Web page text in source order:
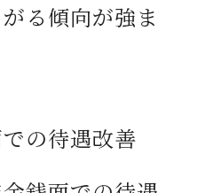
る傾向が強ま
での待遇改善